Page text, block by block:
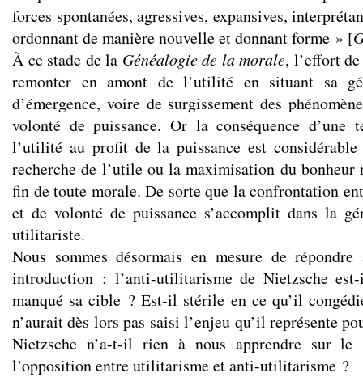
forces spontanées, agressives, expansives,
ordonnant de manière nouvelle et donnant forme » [
À ce stade de la Généalogie de la morale, l’effort
remonter en amont de l’utilité en situant sa
d’émergence, voire de surgissement des
volonté de puissance. Or la conséquence d’une
l’utilité au profit de la puissance est
recherche de l’utile ou la maximisation du bonheur
fin de toute morale. De sorte que la confrontation
et de volonté de puissance s’accomplit dans la
utilitariste.
Nous sommes désormais en mesure de
introduction : l’anti-utilitarisme de Nietzsche
manqué sa cible ? Est-il stérile en ce qu’il
n’aurait dès lors pas saisi l’enjeu qu’il représente
Nietzsche n’a-t-il rien à nous apprendre sur
l’opposition entre utilitarisme et anti-utilitarisme ?